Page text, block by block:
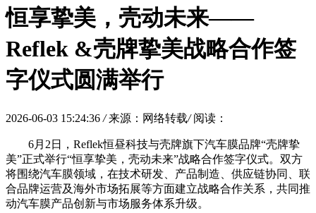
恒享挚美，壳动未来——
Reflek &壳牌挚美战略合作签
字仪式圆满举行
2026-06-03 15:24:36 / 来源：网络转载/ 阅读：
6月2日，Reflek恒昼科技与壳牌旗下汽车膜品牌“壳牌挚
美”正式举行“恒享挚美，壳动未来”战略合作签字仪式。双方
将围绕汽车膜领域，在技术研发、产品制造、供应链协同、联
合品牌运营及海外市场拓展等方面建立战略合作关系，共同推
动汽车膜产品创新与市场服务体系升级。